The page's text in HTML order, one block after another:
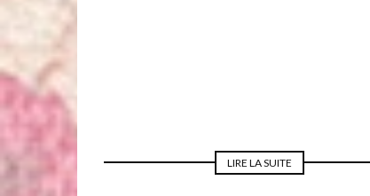
LIRE LA SUITE